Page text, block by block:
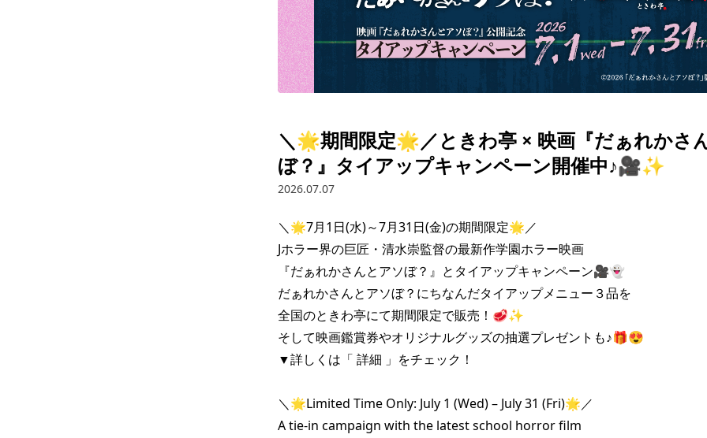
＼🌟期間限定🌟／ときわ亭 × 映画『だぁれかさ
ぼ？』タイアップキャンペーン開催中♪🎥✨
2026.07.07
＼🌟7月1日(水)～7月31日(金)の期間限定🌟／
Jホラー界の巨匠・清水崇監督の最新作学園ホラー映画
『だぁれかさんとアソぼ？』とタイアップキャンペーン🎥👻
だぁれかさんとアソぼ？にちなんだタイアップメニュー３品を
全国のときわ亭にて期間限定で販売！🥩✨
そして映画鑑賞券やオリジナルグッズの抽選プレゼントも♪🎁😍
▼詳しくは「 詳細 」をチェック！
＼🌟Limited Time Only: July 1 (Wed) – July 31 (Fri)🌟／
A tie-in campaign with the latest school horror film